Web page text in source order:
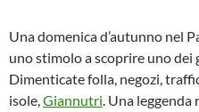
Una domenica d’autunno nel
uno stimolo a scoprire uno dei
Dimenticate folla, negozi,
isole,Giannutri. Una leggenda